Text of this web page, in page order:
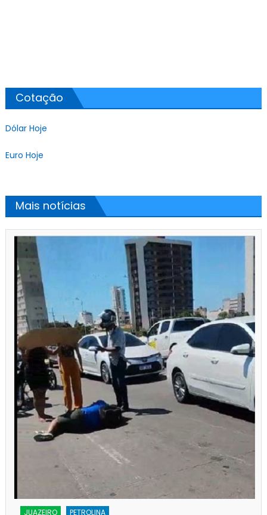
Cotação
Dólar Hoje
Euro Hoje
Mais notícias
JUAZEIRO PETROLINA